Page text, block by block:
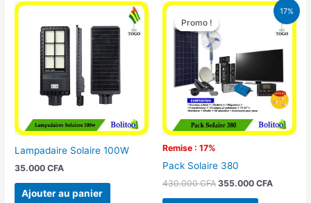
Lampadaire Solaire 100W
35.000CFA
Ajouter au panier
17%
Promo !
Remise : 17%
Promo !
Pack Solaire 380
430.000CFA
Le
initial
était :
430.000 CFA.
355.000 CFA
Le
prix
actuel
355.000